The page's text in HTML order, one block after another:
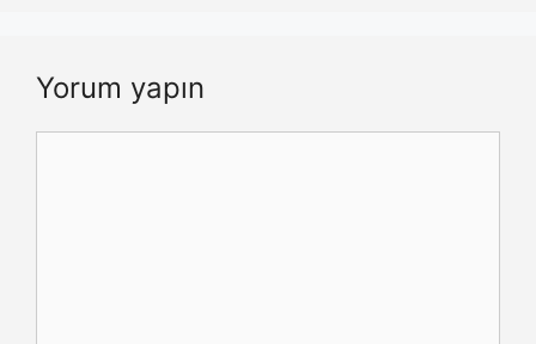
Yorum yapın